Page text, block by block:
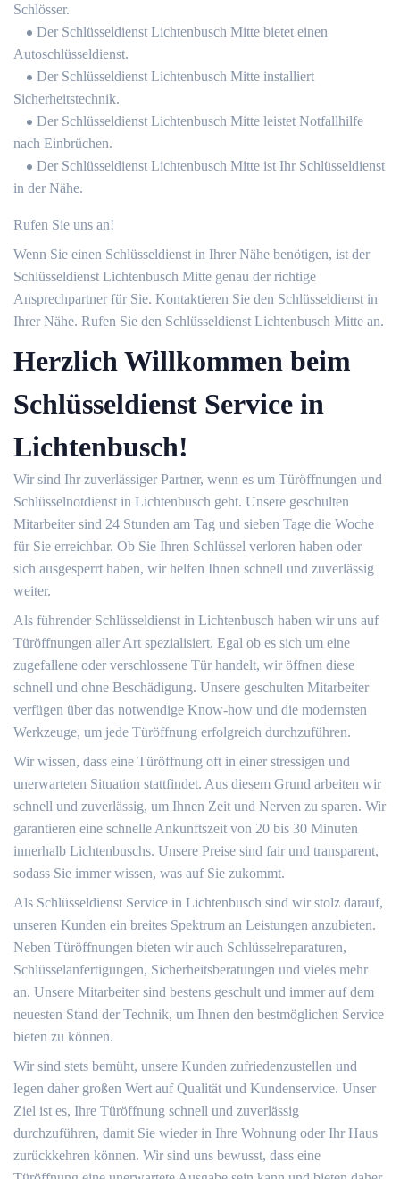
Schlösser.
Der Schlüsseldienst Lichtenbusch Mitte bietet einen
Autoschlüsseldienst.
Der Schlüsseldienst Lichtenbusch Mitte installiert
Sicherheitstechnik.
Der Schlüsseldienst Lichtenbusch Mitte leistet Notfallhilfe
nach Einbrüchen.
Der Schlüsseldienst Lichtenbusch Mitte ist Ihr Schlüsseldienst
in der Nähe.
Rufen Sie uns an!
Wenn Sie einen Schlüsseldienst in Ihrer Nähe benötigen, ist der
Schlüsseldienst Lichtenbusch Mitte genau der richtige
Ansprechpartner für Sie. Kontaktieren Sie den Schlüsseldienst in
Ihrer Nähe. Rufen Sie den Schlüsseldienst Lichtenbusch Mitte an.
Herzlich Willkommen beim
Schlüsseldienst Service in
Lichtenbusch!
Wir sind Ihr zuverlässiger Partner, wenn es um Türöffnungen und
Schlüsselnotdienst in Lichtenbusch geht. Unsere geschulten
Mitarbeiter sind 24 Stunden am Tag und sieben Tage die Woche
für Sie erreichbar. Ob Sie Ihren Schlüssel verloren haben oder
sich ausgesperrt haben, wir helfen Ihnen schnell und zuverlässig
weiter.
Als führender Schlüsseldienst in Lichtenbusch haben wir uns auf
Türöffnungen aller Art spezialisiert. Egal ob es sich um eine
zugefallene oder verschlossene Tür handelt, wir öffnen diese
schnell und ohne Beschädigung. Unsere geschulten Mitarbeiter
verfügen über das notwendige Know-how und die modernsten
Werkzeuge, um jede Türöffnung erfolgreich durchzuführen.
Wir wissen, dass eine Türöffnung oft in einer stressigen und
unerwarteten Situation stattfindet. Aus diesem Grund arbeiten wir
schnell und zuverlässig, um Ihnen Zeit und Nerven zu sparen. Wir
garantieren eine schnelle Ankunftszeit von 20 bis 30 Minuten
innerhalb Lichtenbuschs. Unsere Preise sind fair und transparent,
sodass Sie immer wissen, was auf Sie zukommt.
Als Schlüsseldienst Service in Lichtenbusch sind wir stolz darauf,
unseren Kunden ein breites Spektrum an Leistungen anzubieten.
Neben Türöffnungen bieten wir auch Schlüsselreparaturen,
Schlüsselanfertigungen, Sicherheitsberatungen und vieles mehr
an. Unsere Mitarbeiter sind bestens geschult und immer auf dem
neuesten Stand der Technik, um Ihnen den bestmöglichen Service
bieten zu können.
Wir sind stets bemüht, unsere Kunden zufriedenzustellen und
legen daher großen Wert auf Qualität und Kundenservice. Unser
Ziel ist es, Ihre Türöffnung schnell und zuverlässig
durchzuführen, damit Sie wieder in Ihre Wohnung oder Ihr Haus
zurückkehren können. Wir sind uns bewusst, dass eine